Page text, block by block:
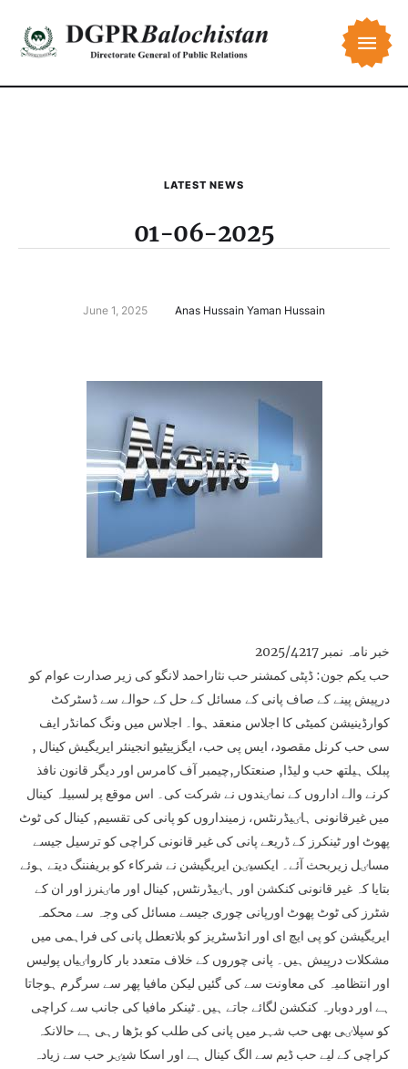
LATEST NEWS
01-06-2025
June 1, 2025 Anas Hussain Yaman Hussain
خبر نامہ نمبر 2025/4217
حب یکم جون: ڈپٹی کمشنر حب نثاراحمد لانگو کی زیر صدارت عوام کو
درپیش پینے کے صاف پانی کے مسائل کے حل کے حوالے سے ڈسٹرکٹ
کوارڈینیشن کمیٹی کا اجلاس منعقد ہوا۔ اجلاس میں ونگ کمانڈر ایف
سی حب کرنل مقصود، ایس پی حب، ایگزییٹیو انجینئر ایریگیش کینال ,
پبلک ہیلتھ حب و لیڈا, صنعتکار,چیمبر آف کامرس اور دیگر قانون نافذ
کرنے والے اداروں کے نماٸندوں نے شرکت کی۔ اس موقع پر لسبیلہ کینال
میں غیرقانونی ہاٸیڈرنٹس، زمینداروں کو پانی کی تقسیم, کینال کی ٹوٹ
پھوٹ اور ٹینکرز کے ڈریعے پانی کی غیر قانونی کراچی کو ترسیل جیسے
مساٸل زیربحث آئے۔ ایکسیٸن ایریگیشن نے شرکاء کو بریفننگ دیتے ہوئے
بتایا کہ غیر قانونی کنکشن اور ہاٸیڈرنٹس, کینال اور ماٸنرز اور ان کے
شٹرز کی ٹوٹ پھوٹ اورپانی چوری جیسے مسائل کی وجہ سے محکمہ
ایریگیشن کو پی ایچ ای اور انڈسٹریز کو بلاتعطل پانی کی فراہمی میں
مشکلات درپیش ہیں۔ پانی چوروں کے خلاف متعدد بار کارواٸیاں پولیس
اور انتظامیہ کی معاونت سے کی گئیں لیکن مافیا پھر سے سرگرم ہوجاتا
ہے اور دوبارہ کنکشن لگائے جاتے ہیں۔ٹینکر مافیا کی جانب سے کراچی
کو سپلاٸی بھی حب شہر میں پانی کی طلب کو بڑھا رہی ہے حالانکہ
کراچی کے لیے حب ڈیم سے الگ کینال ہے اور اسکا شیٸر حب سے زیادہ